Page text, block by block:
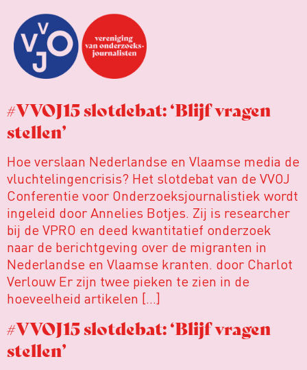
#VVOJ15 slotdebat: ‘Blijf vragen
stellen’
Hoe verslaan Nederlandse en Vlaamse media de
vluchtelingencrisis? Het slotdebat van de VVOJ
Conferentie voor Onderzoeksjournalistiek wordt
ingeleid door Annelies Botjes. Zij is researcher
bij de VPRO en deed kwantitatief onderzoek
naar de berichtgeving over de migranten in
Nederlandse en Vlaamse kranten. door Charlot
Verlouw Er zijn twee pieken te zien in de
hoeveelheid artikelen […]
#VVOJ15 slotdebat: ‘Blijf vragen
stellen’